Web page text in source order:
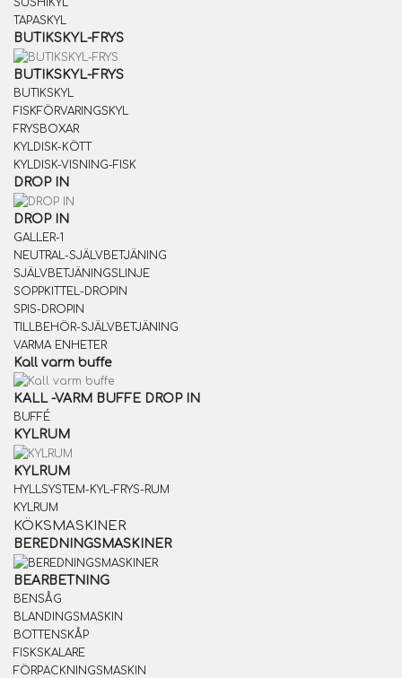
SUSHIKYL
TAPASKYL
BUTIKSKYL-FRYS
BUTIKSKYL-FRYS
BUTIKSKYL
FISKFÖRVARINGSKYL
FRYSBOXAR
KYLDISK-KÖTT
KYLDISK-VISNING-FISK
DROP IN
DROP IN
GALLER-1
NEUTRAL-SJÄLVBETJÄNING
SJÄLVBETJÄNINGSLINJE
SOPPKITTEL-DROPIN
SPIS-DROPIN
TILLBEHÖR-SJÄLVBETJÄNING
VARMA ENHETER
Kall varm buffe
KALL -VARM BUFFE DROP IN
BUFFÉ
KYLRUM
KYLRUM
HYLLSYSTEM-KYL-FRYS-RUM
KYLRUM
KÖKSMASKINER
BEREDNINGSMASKINER
BEARBETNING
BENSÅG
BLANDINGSMASKIN
BOTTENSKÅP
FISKSKALARE
FÖRPACKNINGSMASKIN